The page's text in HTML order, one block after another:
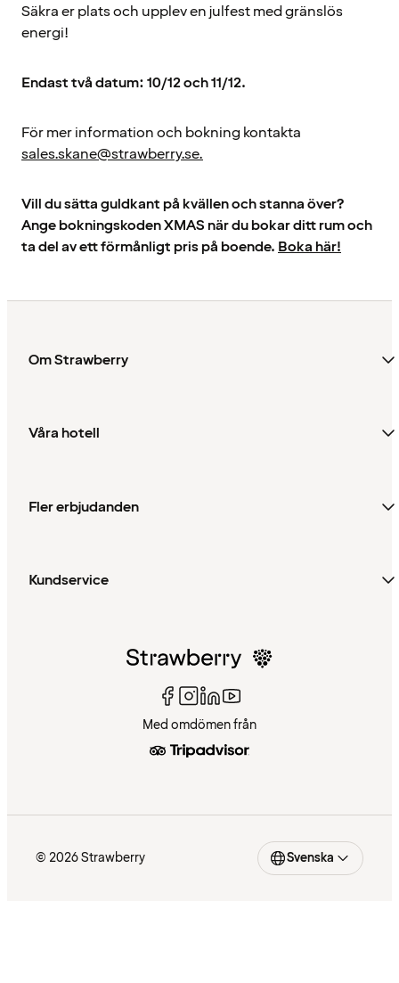
Säkra er plats och upplev en julfest med gränslös
energi!
Endast två datum: 10/12 och 11/12.
För mer information och bokning kontakta
sales.skane@strawberry.se.
Vill du sätta guldkant på kvällen och stanna över?
Ange bokningskoden XMAS när du bokar ditt rum och
ta del av ett förmånligt pris på boende.Boka här!
Om Strawberry
Våra hotell
Fler erbjudanden
Kundservice
Med omdömen från
© 2026 Strawberry Svenska